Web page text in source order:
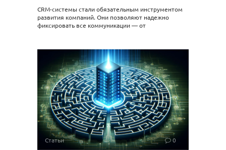
CRM-системы стали обязательным инструментом
развития компаний. Они позволяют надежно
фиксировать все коммуникации — от
Статьи 0